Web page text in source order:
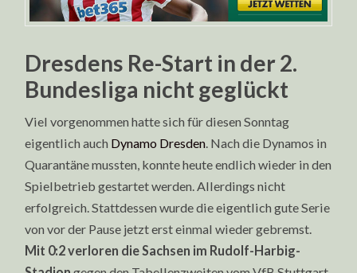
Dresdens Re-Start in der 2.
Bundesliga nicht geglückt
Viel vorgenommen hatte sich für diesen Sonntag
eigentlich auch Dynamo Dresden . Nach die Dynamos in
Quarantäne mussten, konnte heute endlich wieder in den
Spielbetrieb gestartet werden. Allerdings nicht
erfolgreich. Stattdessen wurde die eigentlich gute Serie
von vor der Pause jetzt erst einmal wieder gebremst.
Mit 0:2 verloren die Sachsen im Rudolf-Harbig-